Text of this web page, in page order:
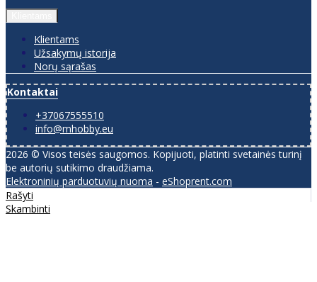
Klientams
Užsakymų istorija
Norų sąrašas
Kontaktai
+37067555510
info@mhobby.eu
2026 © Visos teisės saugomos. Kopijuoti, platinti svetainės turinį
be autorių sutikimo draudžiama.
Elektroninių parduotuvių nuoma - eShoprent.com
Rašyti
Skambinti